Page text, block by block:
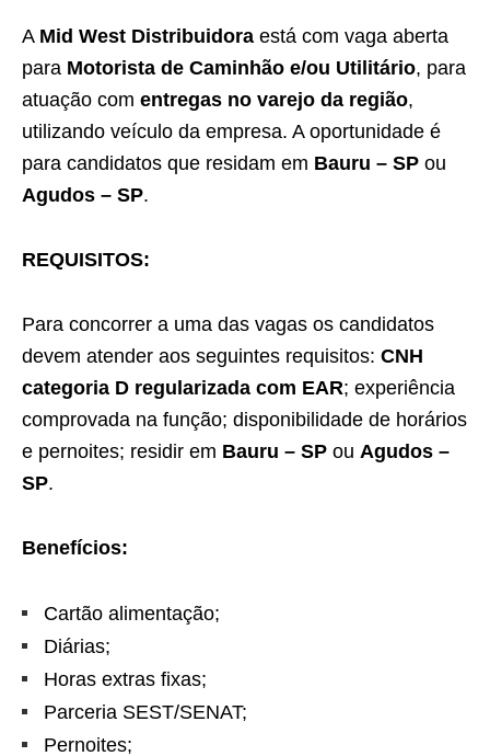
A Mid West Distribuidora está com vaga aberta
para Motorista de Caminhão e/ou Utilitário, para
atuação com entregas no varejo da região,
utilizando veículo da empresa. A oportunidade é
para candidatos que residam em Bauru – SP ou
Agudos – SP.
REQUISITOS:
Para concorrer a uma das vagas os candidatos
devem atender aos seguintes requisitos: CNH
categoria D regularizada com EAR; experiência
comprovada na função; disponibilidade de horários
e pernoites; residir em Bauru – SP ou Agudos –
SP.
Benefícios:
Cartão alimentação;
Diárias;
Horas extras fixas;
Parceria SEST/SENAT;
Pernoites;